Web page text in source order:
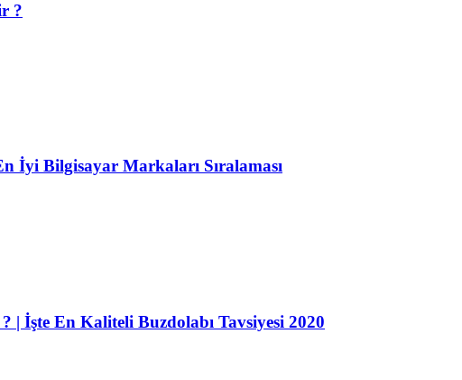
?
İyi Bilgisayar Markaları Sıralaması
| İşte En Kaliteli Buzdolabı Tavsiyesi 2020